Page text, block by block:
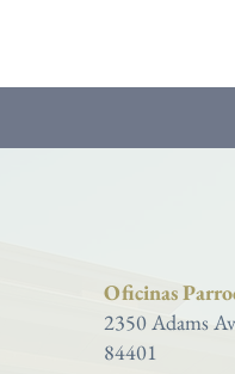
Oficinas
2350 Adams
84401